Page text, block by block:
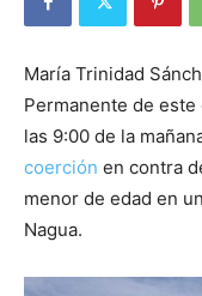
María Trinidad
Permanente de
las 9:00 de la
coerción en contra
menor de edad en
Nagua.